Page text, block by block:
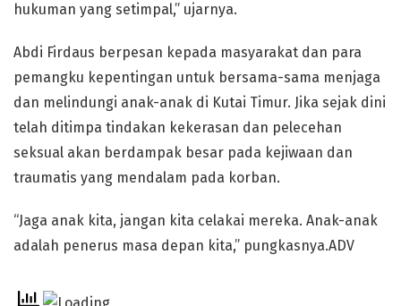
hukuman yang setimpal,” ujarnya.
Abdi Firdaus berpesan kepada masyarakat dan para
pemangku kepentingan untuk bersama-sama menjaga
dan melindungi anak-anak di Kutai Timur. Jika sejak dini
telah ditimpa tindakan kekerasan dan pelecehan
seksual akan berdampak besar pada kejiwaan dan
traumatis yang mendalam pada korban.
“Jaga anak kita, jangan kita celakai mereka. Anak-anak
adalah penerus masa depan kita,” pungkasnya.ADV